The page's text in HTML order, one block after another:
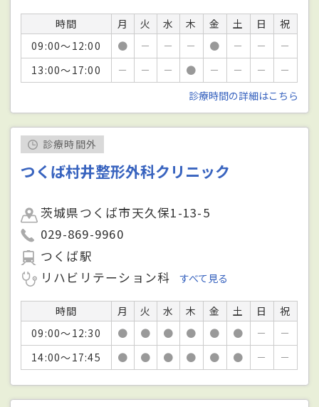
時間 月 火 水 木 金 土 日
祝
09:00～12:00
● － － － ● － －
－
13:00～17:00
－ － － ● － － －
－
診療時間の詳細はこちら
診療時間外
つくば村井整形外科クリニック
茨城県つくば市天久保1-13-5
029-869-9960
つくば駅
リハビリテーション科
すべて見る
時間 月 火 水 木 金 土 日
祝
09:00～12:30
● ● ● ● ● ● －
－
14:00～17:45
● ● ● ● ● ● － －